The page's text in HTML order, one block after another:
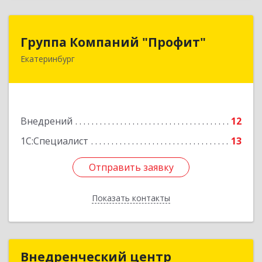
Группа Компаний "Профит"
Екатеринбург
Внедрений
12
1С:Специалист
13
Отправить заявку
Показать контакты
Группа Компаний "Профит"
620085, Свердловская обл, Екатеринбург г,
Отправить заявку
Назад
Внедренческий центр
Внедренческий центр